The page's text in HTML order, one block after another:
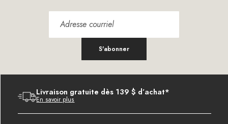
S'abonner
Livraison gratuite dès 139 $ d’achat*
En savoir plus